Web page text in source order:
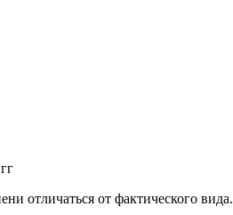
отличаться от фактического вида.